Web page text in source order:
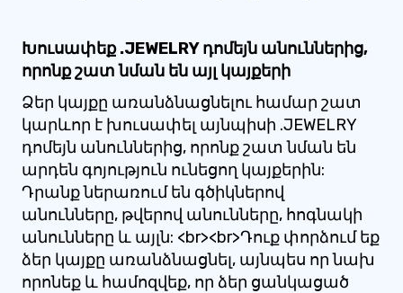
Խուսափեք .JEWELRY դոմեյն անուններից,
որոնք շատ նման են այլ կայքերի
Ձեր կայքը առանձնացնելու համար շատ
կարևոր է խուսափել այնպիսի .JEWELRY
դոմեյն անուններից, որոնք շատ նման են
արդեն գոյություն ունեցող կայքերին:
Դրանք ներառում են գծիկներով
անունները, թվերով անունները, հոգնակի
անունները և այլն: <br><br>Դուք փորձում եք
ձեր կայքը առանձնացնել, այնպես որ նախ
որոնեք և համոզվեք, որ ձեր ցանկացած